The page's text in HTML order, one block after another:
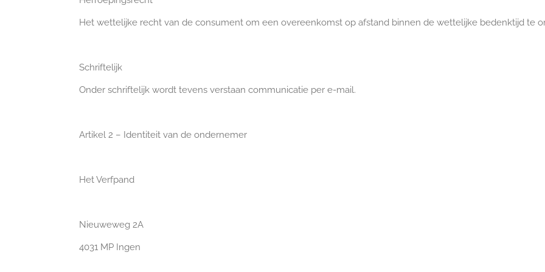
Het wettelijke recht van de consument om een overeenkomst op afstand binnen de wettelijke bedenktijd te
Schriftelijk
Onder schriftelijk wordt tevens verstaan communicatie per e-mail.
Artikel 2 – Identiteit van de ondernemer
Het Verfpand
Nieuweweg 2A
4031 MP Ingen